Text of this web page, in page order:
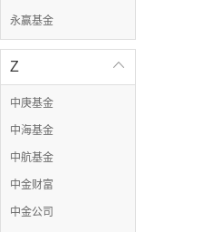
永赢基金

Z
中庚基金
中海基金
中航基金
中金财富
中金公司